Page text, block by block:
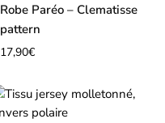
Robe Paréo – Clematisse
pattern
17,90€